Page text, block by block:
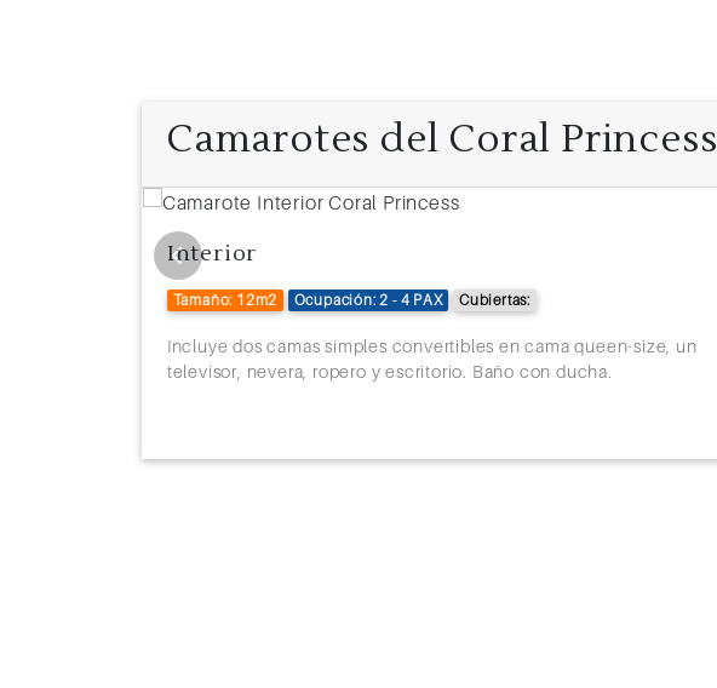
Camarotes del Coral Princess
Interior
Tamaño: 12m2 Ocupación: 2 - 4 PAX Cubiertas:
Incluye dos camas simples convertibles en cama queen-size, un
televisor, nevera, ropero y escritorio. Baño con ducha.